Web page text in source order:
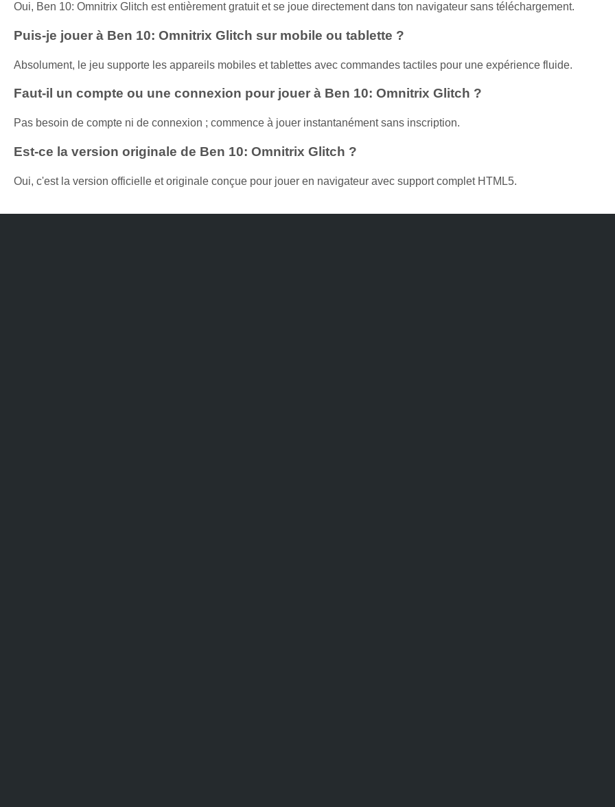
Oui, Ben 10: Omnitrix Glitch est entièrement gratuit et se joue directement dans ton navigateur sans téléchargement.
Puis-je jouer à Ben 10: Omnitrix Glitch sur mobile ou tablette ?
Absolument, le jeu supporte les appareils mobiles et tablettes avec commandes tactiles pour une expérience fluide.
Faut-il un compte ou une connexion pour jouer à Ben 10: Omnitrix Glitch ?
Pas besoin de compte ni de connexion ; commence à jouer instantanément sans inscription.
Est-ce la version originale de Ben 10: Omnitrix Glitch ?
Oui, c'est la version officielle et originale conçue pour jouer en navigateur avec support complet HTML5.